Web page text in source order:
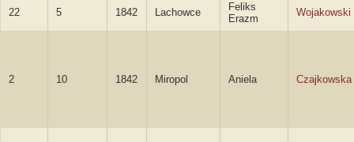
22 5 1842 Lachowce
Feliks
Erazm
Wojakowski
2 10 1842 Miropol Aniela Czajkowska